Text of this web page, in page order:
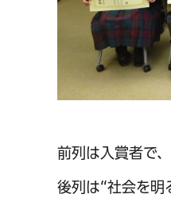
前列は入賞者で
後列は“社会を明